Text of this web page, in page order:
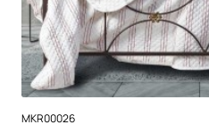
MKR00026